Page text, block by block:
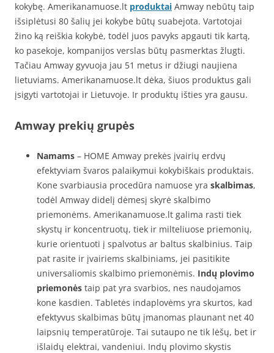
kokybę. Amerikanamuose.lt produktai Amway nebūtų taip
išsiplėtusi 80 šalių jei kokybe būtų suabejota. Vartotojai
žino ką reiškia kokybė, todėl juos pavyks apgauti tik kartą,
ko pasekoje, kompanijos verslas būtų pasmerktas žlugti.
Tačiau Amway gyvuoja jau 51 metus ir džiugi naujiena
lietuviams. Amerikanamuose.lt dėka, šiuos produktus gali
įsigyti vartotojai ir Lietuvoje. Ir produktų išties yra gausu.
Amway prekių grupės
Namams – HOME Amway prekės įvairių erdvų
efektyviam švaros palaikymui kokybiškais produktais.
Kone svarbiausia procedūra namuose yra skalbimas,
todėl Amway didelį dėmesį skyrė skalbimo
priemonėms. Amerikanamuose.lt galima rasti tiek
skystų ir koncentruotų, tiek ir milteliuose priemonių,
kurie orientuoti į spalvotus ar baltus skalbinius. Taip
pat rasite ir įvairiems skalbiniams, jei pasitikite
universaliomis skalbimo priemonėmis. Indų plovimo
priemonės taip pat yra svarbios, nes naudojamos
kone kasdien. Tabletės indaplovėms yra skurtos, kad
efektyvus skalbimas būtų įmanomas plaunant net 40
laipsnių temperatūroje. Tai sutaupo ne tik lėšų, bet ir
išlaidų elektrai, vandeniui. Indų plovimo skystis